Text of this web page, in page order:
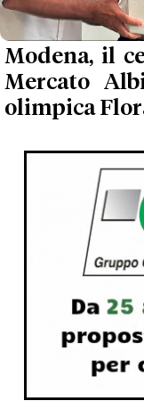
Modena, il
Mercato
olimpica